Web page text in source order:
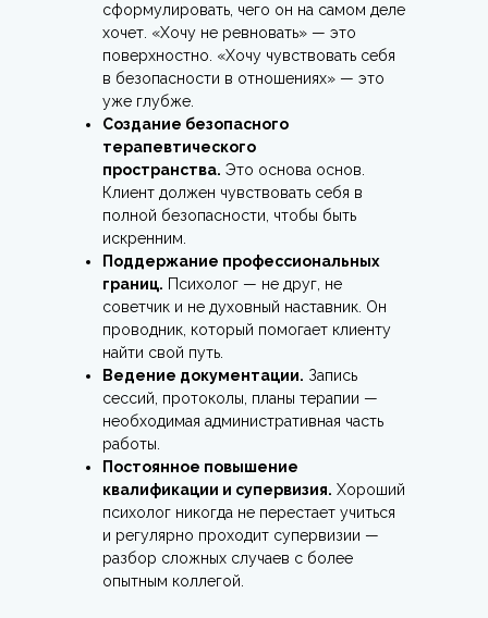
сформулировать, чего он на самом деле
хочет. «Хочу не ревновать» — это
поверхностно. «Хочу чувствовать себя
в безопасности в отношениях» — это
уже глубже.
Создание безопасного
терапевтического
пространства. Это основа основ.
Клиент должен чувствовать себя в
полной безопасности, чтобы быть
искренним.
Поддержание профессиональных
границ. Психолог — не друг, не
советчик и не духовный наставник. Он
проводник, который помогает клиенту
найти свой путь.
Ведение документации. Запись
сессий, протоколы, планы терапии —
необходимая административная часть
работы.
Постоянное повышение
квалификации и супервизия. Хороший
психолог никогда не перестает учиться
и регулярно проходит супервизии —
разбор сложных случаев с более
опытным коллегой.